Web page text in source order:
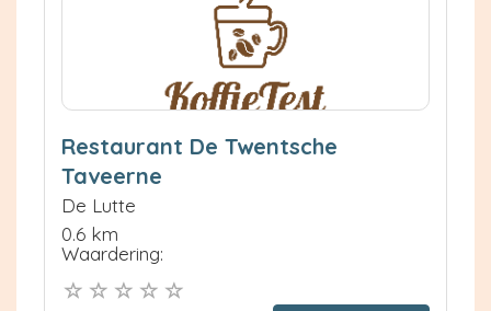
Restaurant De Twentsche
Taveerne
De Lutte
0.6 km
Waardering: